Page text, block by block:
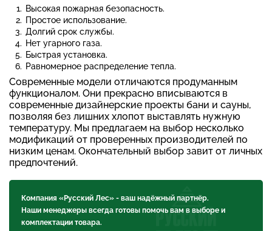
Высокая пожарная безопасность.
Простое использование.
Долгий срок службы.
Нет угарного газа.
Быстрая установка.
Равномерное распределение тепла.
Современные модели отличаются продуманным
функционалом. Они прекрасно вписываются в
современные дизайнерские проекты бани и сауны,
позволяя без лишних хлопот выставлять нужную
температуру. Мы предлагаем на выбор несколько
модификаций от проверенных производителей по
низким ценам. Окончательный выбор завит от личных
предпочтений.
Компания «Русский Лес» - ваш надёжный партнёр.
Наши менеджеры всегда готовы помочь вам в выборе и
комплектации товара.